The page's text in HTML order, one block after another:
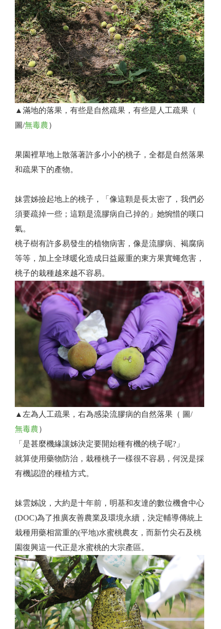
▲滿地的落果，有些是自然疏果，有些是人工疏果（
圖/無毒農）
果園裡草地上散落著許多小小的桃子，全都是自然落果
和疏果下的產物。
妹雲姊撿起地上的桃子，「像這顆是長太密了，我們必
須要疏掉一些；這顆是流膠病自己掉的」她惋惜的嘆口
氣。
桃子樹有許多易發生的植物病害，像是流膠病、褐腐病
等等，加上全球暖化造成日益嚴重的東方果實蠅危害，
桃子的栽種越來越不容易。
▲左為人工疏果，右為感染流膠病的自然落果（ 圖/
無毒農）
「是甚麼機緣讓姊決定要開始種有機的桃子呢?」
就算使用藥物防治，栽種桃子一樣很不容易，何況是採
有機認證的種植方式。
妹雲姊說，大約是十年前，明基和友達的數位機會中心
(DOC)為了推廣友善農業及環境永續，決定輔導傳統上
栽種用藥相當重的(平地)水蜜桃農友，而新竹尖石及桃
園復興這一代正是水蜜桃的大宗產區。